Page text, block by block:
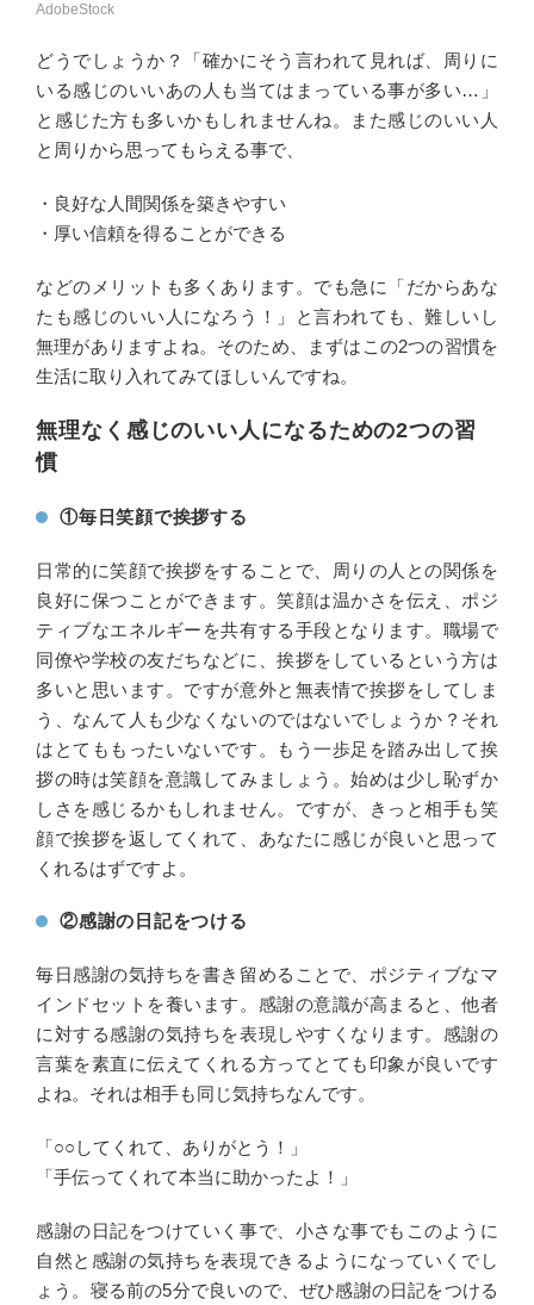
AdobeStock
どうでしょうか？「確かにそう言われて見れば、周りに
いる感じのいいあの人も当てはまっている事が多い…」
と感じた方も多いかもしれませんね。また感じのいい人
と周りから思ってもらえる事で、
・良好な人間関係を築きやすい
・厚い信頼を得ることができる
などのメリットも多くあります。でも急に「だからあな
たも感じのいい人になろう！」と言われても、難しいし
無理がありますよね。そのため、まずはこの2つの習慣を
生活に取り入れてみてほしいんですね。
無理なく感じのいい人になるための2つの習
慣
①毎日笑顔で挨拶する
日常的に笑顔で挨拶をすることで、周りの人との関係を
良好に保つことができます。笑顔は温かさを伝え、ポジ
ティブなエネルギーを共有する手段となります。職場で
同僚や学校の友だちなどに、挨拶をしているという方は
多いと思います。ですが意外と無表情で挨拶をしてしま
う、なんて人も少なくないのではないでしょうか？それ
はとてももったいないです。もう一歩足を踏み出して挨
拶の時は笑顔を意識してみましょう。始めは少し恥ずか
しさを感じるかもしれません。ですが、きっと相手も笑
顔で挨拶を返してくれて、あなたに感じが良いと思って
くれるはずですよ。
②感謝の日記をつける
毎日感謝の気持ちを書き留めることで、ポジティブなマ
インドセットを養います。感謝の意識が高まると、他者
に対する感謝の気持ちを表現しやすくなります。感謝の
言葉を素直に伝えてくれる方ってとても印象が良いです
よね。それは相手も同じ気持ちなんです。
「○○してくれて、ありがとう！」
「手伝ってくれて本当に助かったよ！」
感謝の日記をつけていく事で、小さな事でもこのように
自然と感謝の気持ちを表現できるようになっていくでし
ょう。寝る前の5分で良いので、ぜひ感謝の日記をつける